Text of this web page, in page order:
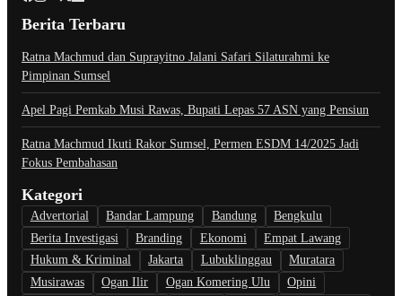
Berita Terbaru
Ratna Machmud dan Suprayitno Jalani Safari Silaturahmi ke
Pimpinan Sumsel
Apel Pagi Pemkab Musi Rawas, Bupati Lepas 57 ASN yang Pensiun
Ratna Machmud Ikuti Rakor Sumsel, Permen ESDM 14/2025 Jadi
Fokus Pembahasan
Kategori
Advertorial Bandar Lampung Bandung
Bengkulu
Berita Investigasi
Branding Ekonomi
Empat Lawang
Hukum & Kriminal
Jakarta Lubuklinggau
Muratara
Musirawas
Ogan Ilir Ogan Komering Ulu Opini